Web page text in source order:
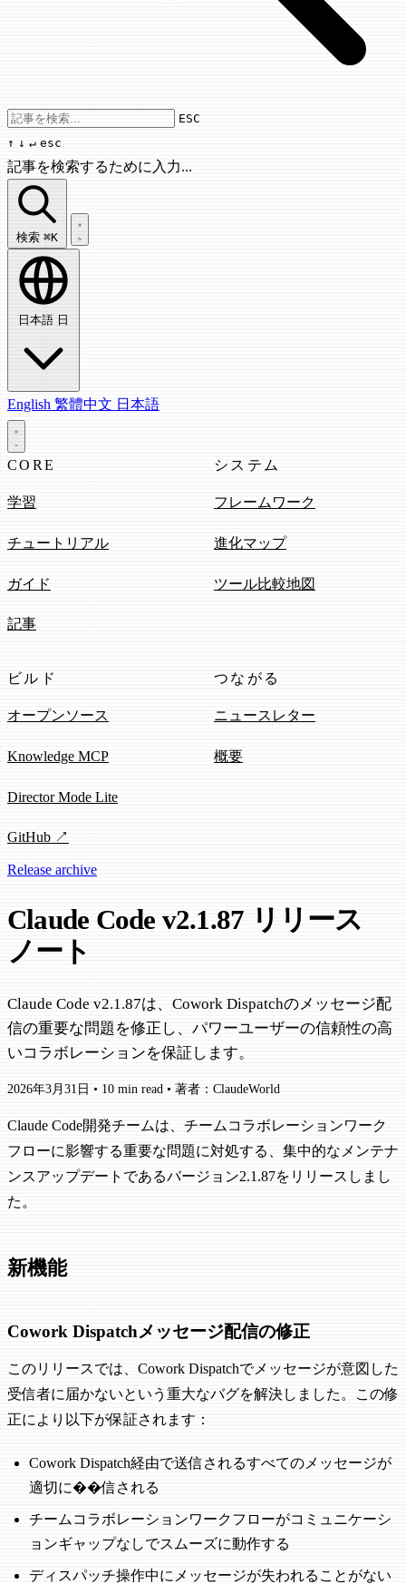
Use arrow keys to navigate results,
ESC
↑ ↓ ↵ esc
記事を検索するために入力...
記事を検索...
検索 ⌘K
日本語 日
English 繁體中文 日本語
CORE
学習
チュートリアル
ガイド
記事
システム
フレームワーク
進化マップ
ツール比較地図
ビルド
オープンソース
Knowledge MCP
Director Mode Lite
GitHub ↗
つながる
ニュースレター
概要
Release archive
Claude Code v2.1.87 リリース
ノート
Claude Code v2.1.87は、Cowork Dispatchのメッセージ配
信の重要な問題を修正し、パワーユーザーの信頼性の高
いコラボレーションを保証します。
2026年3月31日 • 10 min read • 著者：ClaudeWorld
Claude Code開発チームは、チームコラボレーションワーク
フローに影響する重要な問題に対処する、集中的なメンテナ
ンスアップデートであるバージョン2.1.87をリリースしまし
た。
新機能
Cowork Dispatchメッセージ配信の修正
このリリースでは、Cowork Dispatchでメッセージが意図した
受信者に届かないという重大なバグを解決しました。この修
正により以下が保証されます：
Cowork Dispatch経由で送信されるすべてのメッセージが
適切に��信される
チームコラボレーションワークフローがコミュニケーシ
ョンギャップなしでスムーズに動作する
ディスパッチ操作中にメッセージが失われることがない